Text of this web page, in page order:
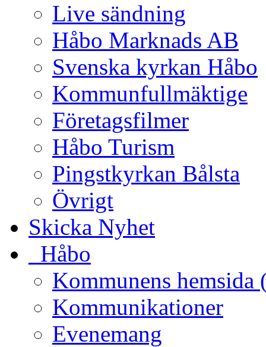
Live sändning
Håbo Marknads AB
Svenska kyrkan Håbo
Kommunfullmäktige
Företagsfilmer
Håbo Turism
Pingstkyrkan Bålsta
Övrigt
Skicka Nyhet
_Håbo
Kommunens hemsida
Kommunikationer
Evenemang